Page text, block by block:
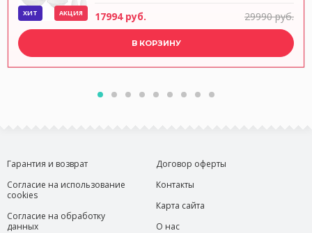
ХИТ АКЦИЯ 17994 руб. 29990 руб.
В КОРЗИНУ
Гарантия и возврат
Согласие на использование
cookies
Согласие на обработку
данных
Договор оферты
Контакты
Карта сайта
О нас